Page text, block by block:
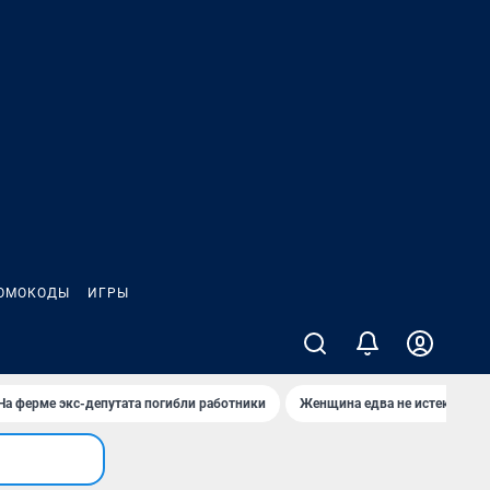
ИГРЫ
ферме экс-депутата погибли работники Женщина едва не истекла